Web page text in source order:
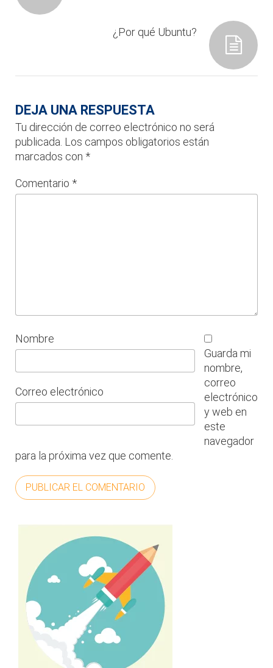
¿Por qué Ubuntu?
DEJA UNA RESPUESTA
Tu dirección de correo electrónico no será
publicada. Los campos obligatorios están
marcados con *
Comentario *
Nombre
Correo electrónico
Guarda mi
nombre,
correo
electrónico
y web en
este
navegador
para la próxima vez que comente.